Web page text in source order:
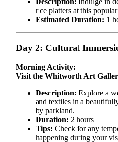
Description: Indulge in
rice platters at this popular
Estimated Duration: 1
Day 2: Cultural
Morning Activity:
Visit the Whitworth Art
Description: Explore a
and textiles in a
by parkland.
Duration: 2 hours
Tips: Check for any
happening during your